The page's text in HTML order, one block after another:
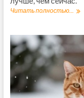
Читать полностью... Ф
а
л
ь
м